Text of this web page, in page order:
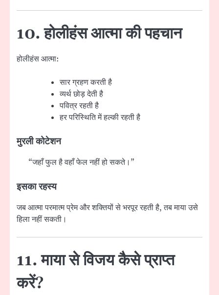
10. होलीहंस आत्मा की पहचान
होलीहंस आत्मा:
सार ग्रहण करती है
व्यर्थ छोड़ देती है
पवित्र रहती है
हर परिस्थिति में हल्की रहती है
मुरली कोटेशन
“जहाँ फुल है वहाँ फेल नहीं हो सकते।”
इसका रहस्य
जब आत्मा परमात्म प्रेम और शक्तियों से भरपूर रहती है, तब माया उसे
हिला नहीं सकती।
11. माया से विजय कैसे प्राप्त
करें?